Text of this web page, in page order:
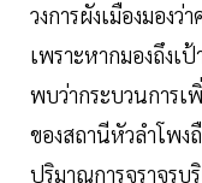
วงการผังเมืองมอง
เพราะหากมองถึงเ
พบว่ากระบวนการเ
ของสถานีหัวลำโพง
ปริมาณการจราจรบ